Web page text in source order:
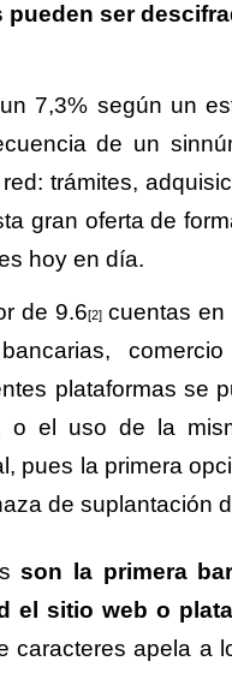
ser
7,3% según un
de un
trámites,
gran oferta de
hoy en día.
de 9.6[2]cuentas en
plataformas se
o el uso de la
pues la primera
de suplantación
son la primera
el sitio web o
caracteres apela a